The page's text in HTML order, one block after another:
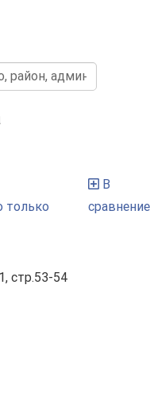
только
В
сравнение
стр.53-54